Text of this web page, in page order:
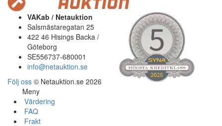
VAKab / Netauktion
Salsmästaregatan 25
422 46 Hisings Backa /
Göteborg
SE556737-680001
info@netauktion.se
Följ oss © Netauktion.se 2026
Meny
Värdering
FAQ
Frakt